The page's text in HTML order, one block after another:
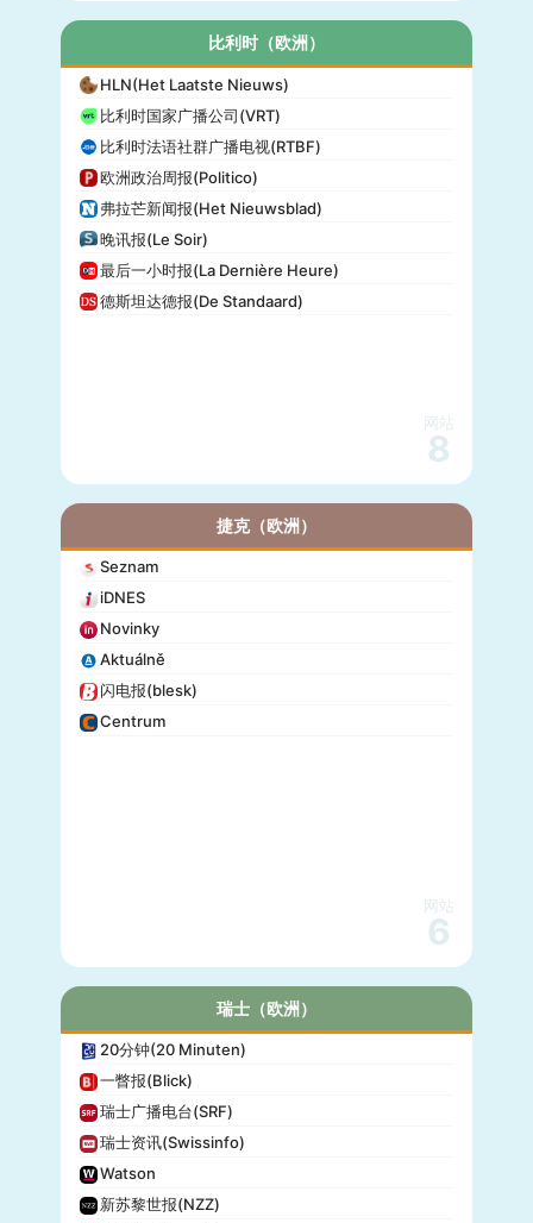
比利时（欧洲）
HLN(Het Laatste Nieuws)
比利时国家广播公司(VRT)
比利时法语社群广播电视(RTBF)
欧洲政治周报(Politico)
弗拉芒新闻报(Het Nieuwsblad)
晚讯报(Le Soir)
最后一小时报(La Dernière Heure)
德斯坦达德报(De Standaard)
网站
8
捷克（欧洲）
Seznam
iDNES
Novinky
Aktuálně
闪电报(blesk)
Centrum
网站
6
瑞士（欧洲）
20分钟(20 Minuten)
一瞥报(Blick)
瑞士广播电台(SRF)
瑞士资讯(Swissinfo)
Watson
新苏黎世报(NZZ)